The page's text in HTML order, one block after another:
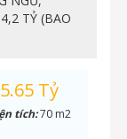
TỶ (BAO
5.65 Tỷ
tích:70 m2